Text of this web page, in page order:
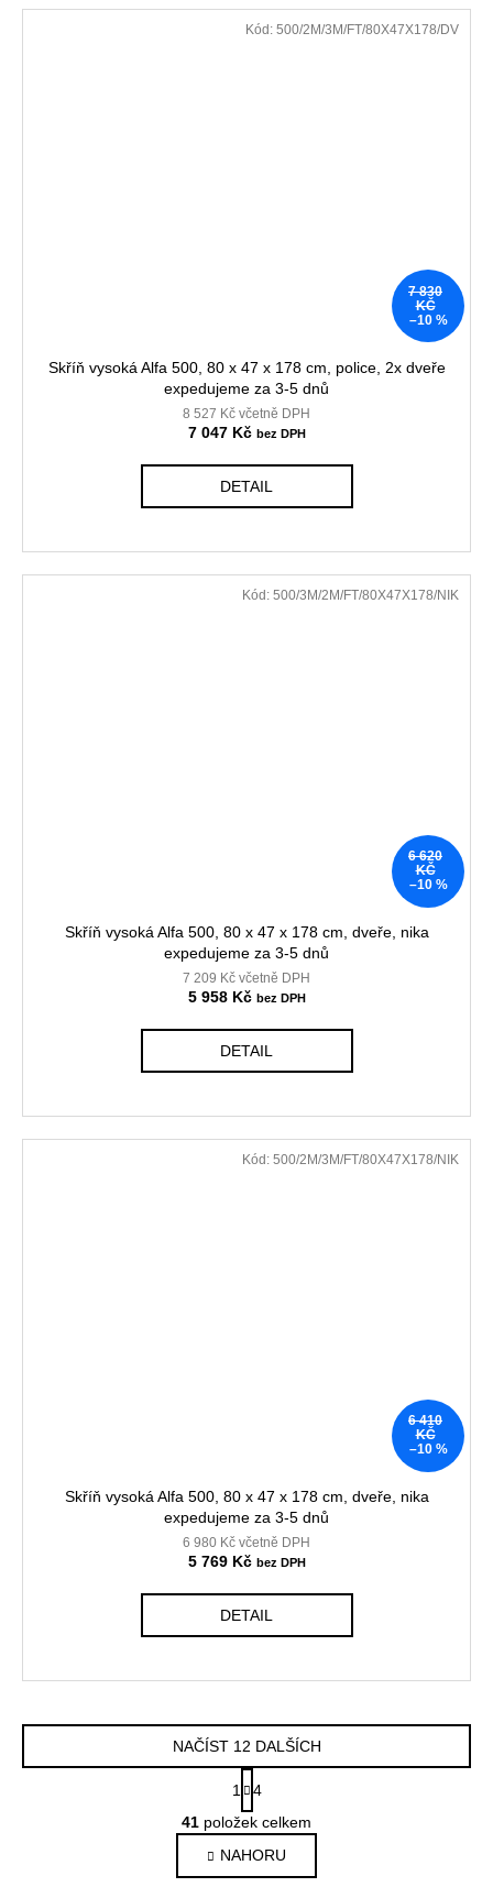
7 830
KČ
–10 %
Skříň vysoká Alfa 500, 80 x 47 x 178 cm, police, 2x dveře
expedujeme za 3-5 dnů
8 527 Kč včetně DPH
7 047 Kč
DETAIL
Kód: 500/2M/3M/FT/80X47X178/DV
6 620
KČ
–10 %
Skříň vysoká Alfa 500, 80 x 47 x 178 cm, dveře, nika
expedujeme za 3-5 dnů
7 209 Kč včetně DPH
5 958 Kč
DETAIL
Kód: 500/3M/2M/FT/80X47X178/NIK
6 410
KČ
–10 %
Skříň vysoká Alfa 500, 80 x 47 x 178 cm, dveře, nika
expedujeme za 3-5 dnů
6 980 Kč včetně DPH
5 769 Kč
DETAIL
Kód: 500/2M/3M/FT/80X47X178/NIK
O
v
l
á
NAČÍST 12 DALŠÍCH
S
t
r
á
n
k
1
4
41 položek celkem
NAHORU